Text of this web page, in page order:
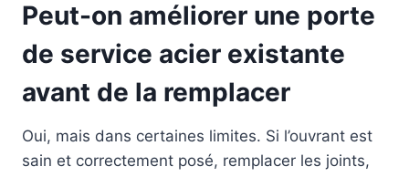
Peut-on améliorer une porte
de service acier existante
avant de la remplacer
Oui, mais dans certaines limites. Si l’ouvrant est
sain et correctement posé, remplacer les joints,